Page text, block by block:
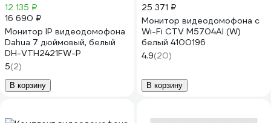
12 135 ₽
16 690 ₽
Монитор IP видеодомофона
Dahua 7 дюймовый, белый
DH-VTH2421FW-P
5(2)
В корзину
25 371 ₽
Монитор видеодомофона с
Wi-Fi CTV M5704AI (W)
белый 4100196
4.9(20)
В корзину